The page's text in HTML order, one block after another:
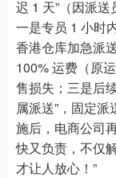
迟 1 天”（因派
一是专员 1 小时
香港仓库加急派
100% 运费（原
售损失；三是后
属派送”，固定
施后，电商公司
快又负责，不仅
才让人放心！”